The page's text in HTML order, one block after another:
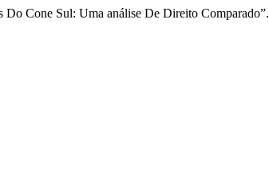
Cone Sul: Uma análise De Direito Comparado”.